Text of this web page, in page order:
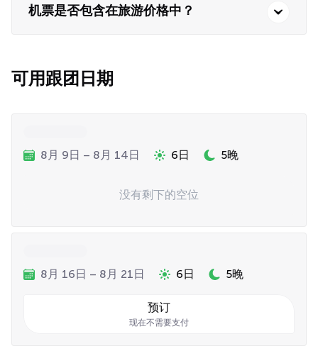
机票是否包含在旅游价格中？
可用跟团日期
8月 9日 – 8月 14日 6日 5晚
没有剩下的空位
8月 16日 – 8月 21日 6日 5晚
预订
现在不需要支付